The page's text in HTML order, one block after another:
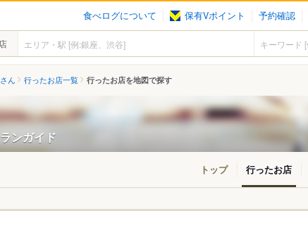
食べログについて 保有Vポイント 予約確認
ん 行ったお店一覧 行ったお店を地図で探す
ンガイド
トップ 行ったお店